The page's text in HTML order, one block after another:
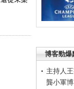
博客勁爆
主持人
龔小軍